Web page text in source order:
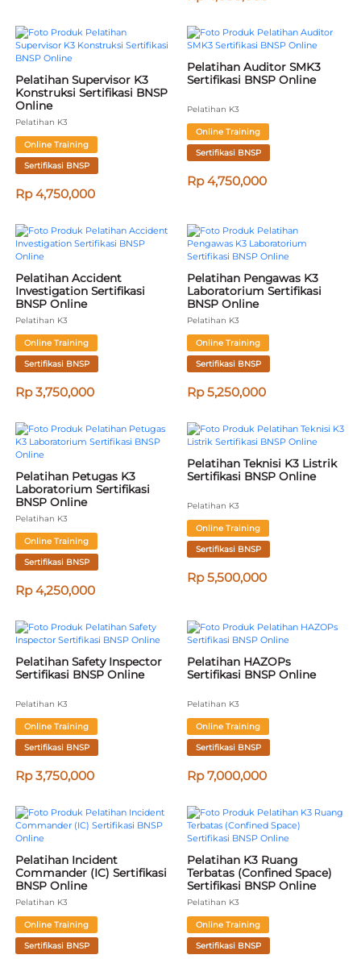
Pelatihan Supervisor K3
Konstruksi Sertifikasi BNSP
Online
Pelatihan K3
Online Training
Sertifikasi BNSP
Rp 4,750,000
Pelatihan Auditor SMK3
Sertifikasi BNSP Online
Pelatihan K3
Online Training
Sertifikasi BNSP
Rp 4,750,000
Pelatihan Accident
Investigation Sertifikasi
BNSP Online
Pelatihan K3
Online Training
Sertifikasi BNSP
Rp 3,750,000
Pelatihan Pengawas K3
Laboratorium Sertifikasi
BNSP Online
Pelatihan K3
Online Training
Sertifikasi BNSP
Rp 5,250,000
Pelatihan Petugas K3
Laboratorium Sertifikasi
BNSP Online
Pelatihan K3
Online Training
Sertifikasi BNSP
Rp 4,250,000
Pelatihan Teknisi K3 Listrik
Sertifikasi BNSP Online
Pelatihan K3
Online Training
Sertifikasi BNSP
Rp 5,500,000
Pelatihan Safety Inspector
Sertifikasi BNSP Online
Pelatihan K3
Online Training
Sertifikasi BNSP
Rp 3,750,000
Pelatihan HAZOPs
Sertifikasi BNSP Online
Pelatihan K3
Online Training
Sertifikasi BNSP
Rp 7,000,000
Pelatihan Incident
Commander (IC) Sertifikasi
BNSP Online
Pelatihan K3
Online Training
Sertifikasi BNSP
Pelatihan K3 Ruang
Terbatas (Confined Space)
Sertifikasi BNSP Online
Pelatihan K3
Online Training
Sertifikasi BNSP